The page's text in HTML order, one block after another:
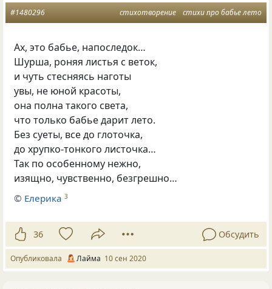
стихотворение стихи про бабье лето
#1480296
Ах, это бабье, напоследок…
Шурша, роняя листья с веток,
и чуть стесняясь наготы
увы, не юной красоты,
она полна такого света,
что только бабье дарит лето.
Без суеты, все до глоточка,
до хрупко-тонкого листочка…
Так по особенному нежно,
изящно, чувственно, безгрешно…
© Елерика 3
36 Обсудить
Опубликовала Лайма 10 сен 2020